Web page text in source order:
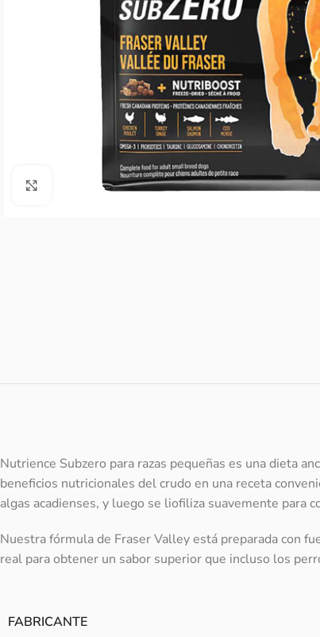
Agrandar imagen
Nutrience Subzero para razas pequeñas es una dieta
beneficios nutricionales del crudo en una receta
algas acadienses, y luego se liofiliza suavemente para
Nuestra fórmula de Fraser Valley está preparada con
real para obtener un sabor superior que incluso los
FABRICANTE